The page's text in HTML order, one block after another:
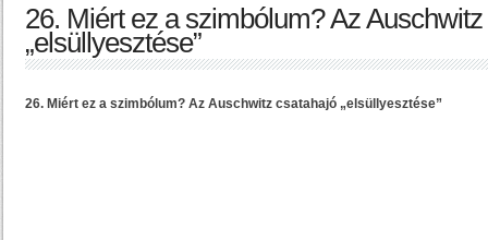
26. Miért ez a szimbólum? Az
„elsüllyesztése”
26. Miért ez a szimbólum? Az Auschwitz csatahajó „elsüllyesztése”